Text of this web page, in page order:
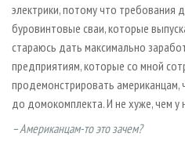
электрики, потому что требования
буровинтовые сваи, которые
стараюсь дать максимально
предприятиям, которые со мной
продемонстрировать американцам,
до домокомплекта. И не хуже, чем у
– Американцам-то это зачем?